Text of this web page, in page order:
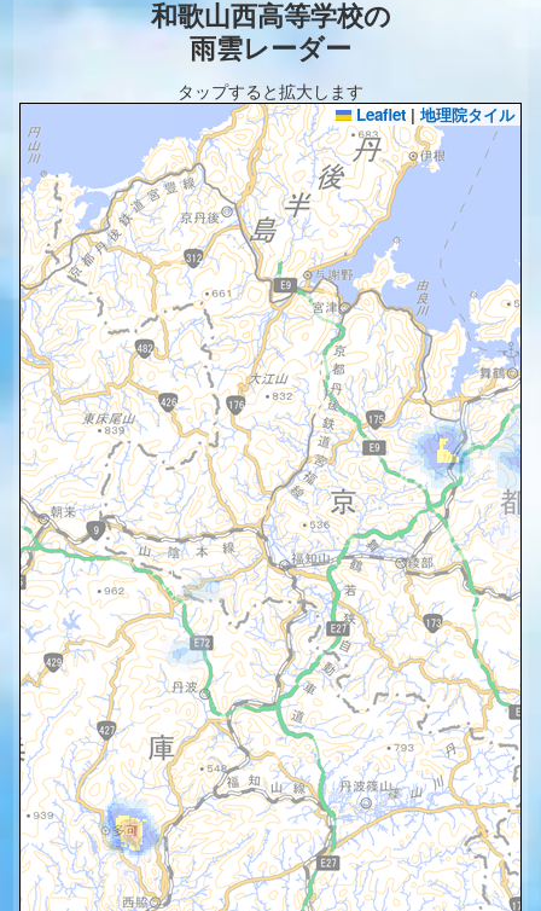
和歌山西高等学校の
雨雲レーダー
タップすると拡大します
Leaflet | 地理院タイル